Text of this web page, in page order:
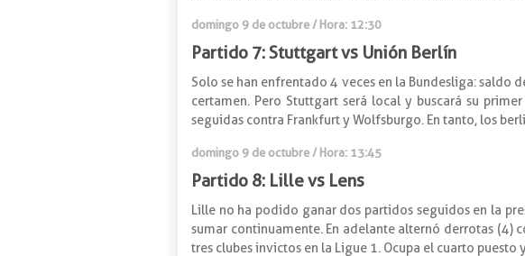
domingo 9 de octubre / Hora: 12:30
Partido 7: Stuttgart vs Unión Berlín
Solo se han enfrentado 4 veces en la Bundesliga:
certamen. Pero Stuttgart será local y buscará su
seguidas contra Frankfurt y Wolfsburgo. En tanto, los
domingo 9 de octubre / Hora: 13:45
Partido 8: Lille vs Lens
Lille no ha podido ganar dos partidos seguidos en la
sumar continuamente. En adelante alternó derrotas (4)
tres clubes invictos en la Ligue 1. Ocupa el cuarto